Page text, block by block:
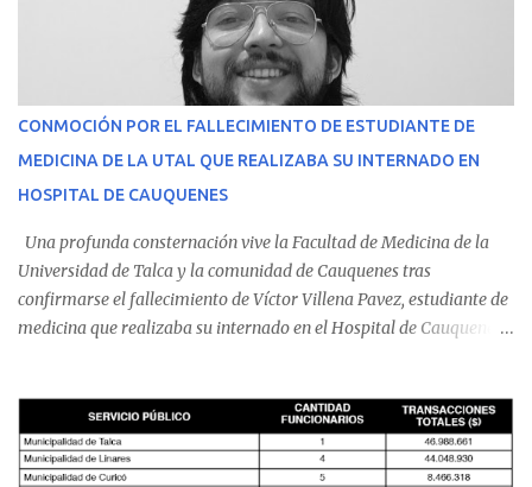
CONMOCIÓN POR EL FALLECIMIENTO DE ESTUDIANTE DE
MEDICINA DE LA UTAL QUE REALIZABA SU INTERNADO EN
HOSPITAL DE CAUQUENES
Una profunda consternación vive la Facultad de Medicina de la
Universidad de Talca y la comunidad de Cauquenes tras
confirmarse el fallecimiento de Víctor Villena Pavez, estudiante de
medicina que realizaba su internado en el Hospital de Cauquenes.
malestares físicos. Dada la complejidad de su estado de salud, el
equipo médico determinó su traslado de urgencia al Hospital
Regional de Talca y dado la urgencia la ambulancia partió hacia